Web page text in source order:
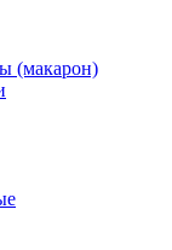
(макарон)